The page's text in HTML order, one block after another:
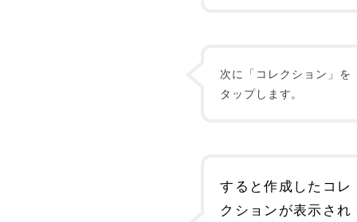
次に「コレクション」を
タップします。
すると作成したコレ
クションが表示され